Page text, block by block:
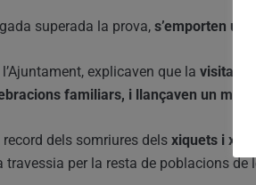
superada la prova, s’emporten un
l’Ajuntament, explicaven que la visita
familiars, i llançaven un
record dels somriures dels xiquets i
travessia per la resta de poblacions